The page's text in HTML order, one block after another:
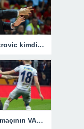
Zvezdan Mitrovic kimdir? – Son Dakika Spor Haberleri
Başakşehir maçının VAR hakemi belli oldu